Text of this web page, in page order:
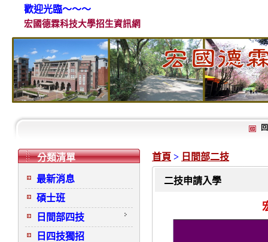
宏國德霖科技大學招生資訊網
歡迎光臨～～～
分類清單
最新消息
碩士班
日間部四技
日四技獨招
首頁 > 日間部二技
二技申請入學